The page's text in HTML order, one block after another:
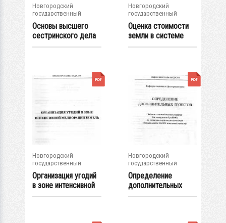
Новгородский
государственный
университет им. Яр....
Основы высшего
сестринского дела
Новгородский
государственный
университет им. Яр....
Оценка стоимости
земли в системе
доходной...
Новгородский
государственный
университет им. Яр....
Организация угодий
в зоне интенсивной
мелиорации...
Новгородский
государственный
университет им. Яр....
Определение
дополнительных
пунктов : задание и...